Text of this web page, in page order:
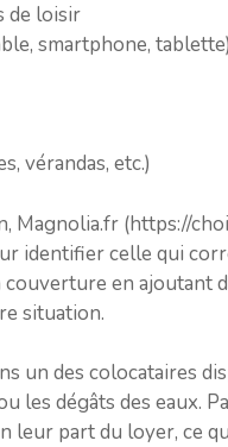
de loisir
smartphone, tablette)
vérandas, etc.)
Magnolia.fr (https://
identifier celle qui
couverture en ajoutant
situation.
un des colocataires
les dégâts des eaux.
leur part du loyer, ce